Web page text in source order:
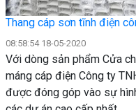
Thang cáp sơn tĩnh điện
08:58:54 18-05-2020
Với dòng sản phẩm Cửa
máng cáp điện Công ty
được đóng góp vào sự